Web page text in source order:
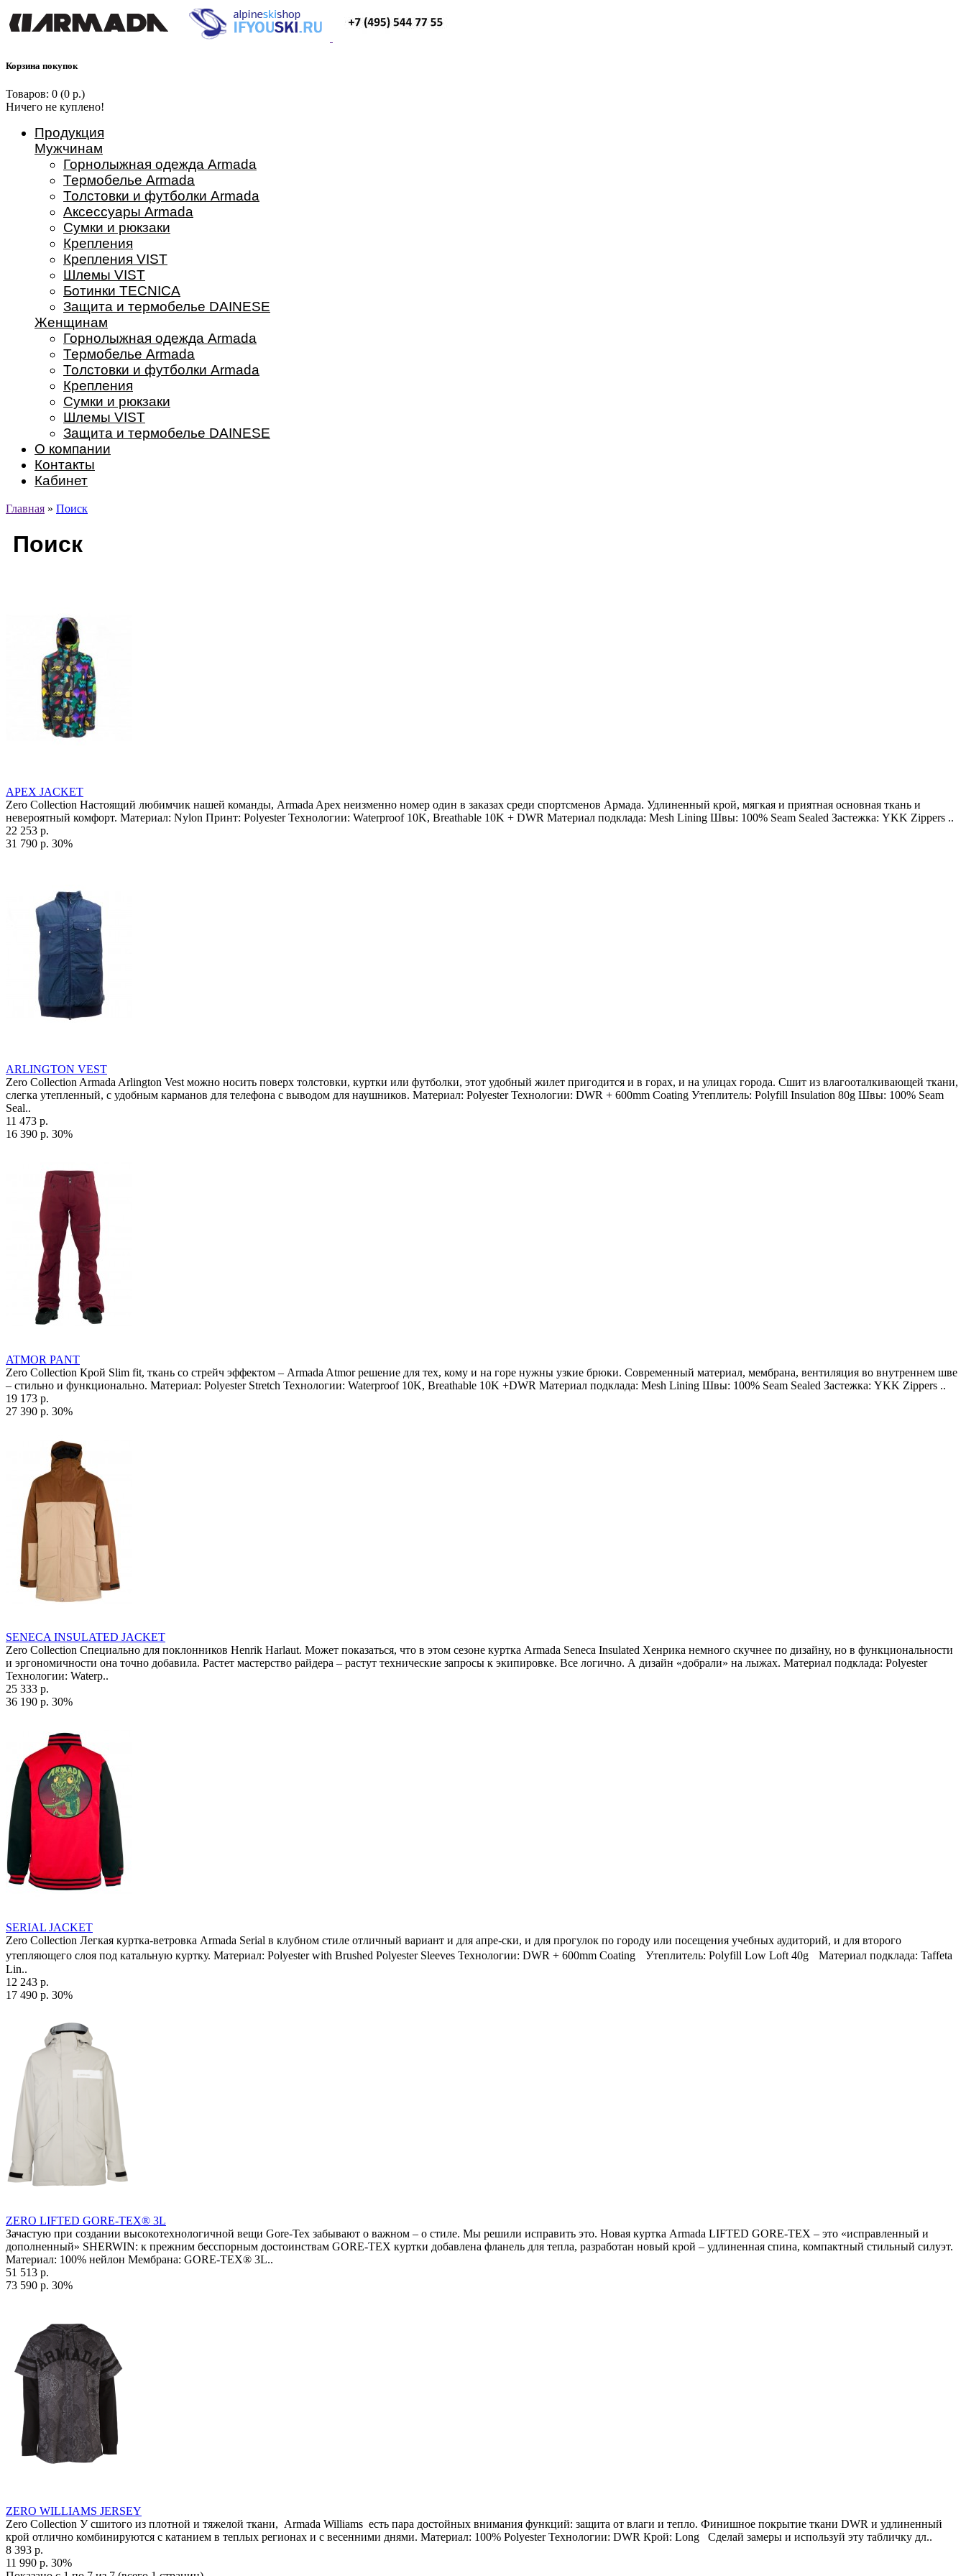
Корзина покупок
Товаров: 0 (0 р.)
Ничего не куплено!
Продукция
Мужчинам
Горнолыжная одежда Armada
Термобелье Armada
Толстовки и футболки Armada
Аксессуары Armada
Сумки и рюкзаки
Крепления
Крепления VIST
Шлемы VIST
Ботинки TECNICA
Защита и термобелье DAINESE
Женщинам
Горнолыжная одежда Armada
Термобелье Armada
Толстовки и футболки Armada
Крепления
Сумки и рюкзаки
Шлемы VIST
Защита и термобелье DAINESE
О компании
Контакты
Кабинет
Главная » Поиск
Поиск
APEX JACKET
Zero Collection Настоящий любимчик нашей команды, Armada Apex неизменно номер один в заказах среди спортсменов Армада. Удлиненный крой, мягкая и приятная основная ткань и
невероятный комфорт. Материал: Nylon Принт: Polyester Технологии: Waterproof 10K, Breathable 10K + DWR Материал подклада: Mesh Lining Швы: 100% Seam Sealed Застежка: YKK Zippers ..
22 253 р.
31 790 р. 30%
ARLINGTON VEST
Zero Collection Armada Arlington Vest можно носить поверх толстовки, куртки или футболки, этот удобный жилет пригодится и в горах, и на улицах города. Сшит из влагооталкивающей ткани,
слегка утепленный, с удобным карманов для телефона с выводом для наушников. Материал: Polyester Технологии: DWR + 600mm Coating Утеплитель: Polyfill Insulation 80g Швы: 100% Seam
Seal..
11 473 р.
16 390 р. 30%
ATMOR PANT
Zero Collection Крой Slim fit, ткань со стрейч эффектом – Armada Atmor решение для тех, кому и на горе нужны узкие брюки. Современный материал, мембрана, вентиляция во внутреннем шве
– стильно и функционально. Материал: Polyester Stretch Технологии: Waterproof 10K, Breathable 10K +DWR Материал подклада: Mesh Lining Швы: 100% Seam Sealed Застежка: YKK Zippers ..
19 173 р.
27 390 р. 30%
SENECA INSULATED JACKET
Zero Collection Специально для поклонников Henrik Harlaut. Может показаться, что в этом сезоне куртка Armada Seneca Insulated Хенрика немного скучнее по дизайну, но в функциональности
и эргономичности она точно добавила. Растет мастерство райдера – растут технические запросы к экипировке. Все логично. А дизайн «добрали» на лыжах. Материал подклада: Polyester
Технологии: Waterp..
25 333 р.
36 190 р. 30%
SERIAL JACKET
Zero Collection Легкая куртка-ветровка Armada Serial в клубном стиле отличный вариант и для апре-ски, и для прогулок по городу или посещения учебных аудиторий, и для второго
утепляющего слоя под катальную куртку. Материал: Polyester with Brushed Polyester Sleeves Технологии: DWR + 600mm Coating Утеплитель: Polyfill Low Loft 40g Материал подклада: Taffeta
Lin..
12 243 р.
17 490 р. 30%
ZERO LIFTED GORE-TEX® 3L
Зачастую при создании высокотехнологичной вещи Gore-Tex забывают о важном – о стиле. Мы решили исправить это. Новая куртка Armada LIFTED GORE-TEX – это «исправленный и
дополненный» SHERWIN: к прежним бесспорным достоинствам GORE-TEX куртки добавлена фланель для тепла, разработан новый крой – удлиненная спина, компактный стильный силуэт.
Материал: 100% нейлон Мембрана: GORE-TEX® 3L..
51 513 р.
73 590 р. 30%
ZERO WILLIAMS JERSEY
Zero Collection У сшитого из плотной и тяжелой ткани, Armada Williams есть пара достойных внимания функций: защита от влаги и тепло. Финишное покрытие ткани DWR и удлиненный
крой отлично комбинируются с катанием в теплых регионах и с весенними днями. Материал: 100% Polyester Технологии: DWR Крой: Long Сделай замеры и используй эту табличку дл..
8 393 р.
11 990 р. 30%